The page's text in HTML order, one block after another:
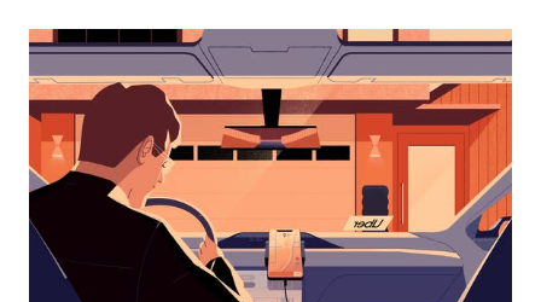
で
ン
ダ
ー
を
操
作
し、